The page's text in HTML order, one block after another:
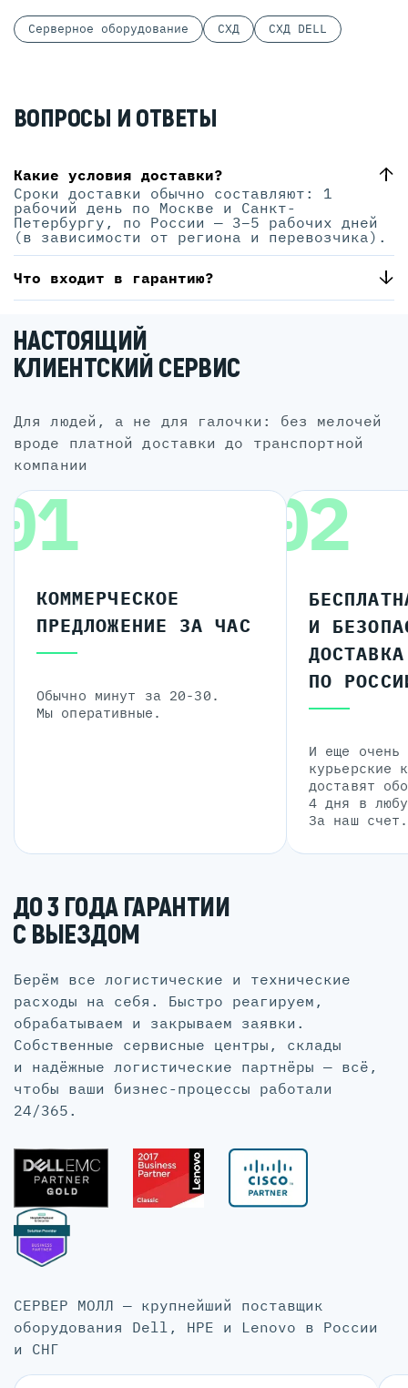
Серверное оборудование СХД СХД DELL
ВОПРОСЫ И ОТВЕТЫ
Какие условия доставки?
Сроки доставки обычно составляют: 1
рабочий день по Москве и Санкт-
Петербургу, по России — 3–5 рабочих дней
(в зависимости от региона и перевозчика).
Что входит в гарантию?
НАСТОЯЩИЙ
КЛИЕНТСКИЙ СЕРВИС
для людей, а не для галочки: без мелочей
вроде платной доставки до транспортной
компании
КОММЕРЧЕСКОЕ
ПРЕДЛОЖЕНИЕ ЗА ЧАС
Обычно минут за 20-30.
Мы оперативные.
02
И
ДОСТАВКА
ПО
И еще очень
курьерские
доставят
4 дня в
За наш счет.
ДО 3 ГОДА ГАРАНТИИ
С ВЫЕЗДОМ
Берём все логистические и технические
расходы на себя. Быстро реагируем,
обрабатываем и закрываем заявки.
Собственные сервисные центры, склады
и надёжные логистические партнёры — всё,
чтобы ваши бизнес-процессы работали
24/365.
СЕРВЕР МОЛЛ — крупнейший поставщик
оборудования Dell, HPE и Lenovo в России
и СНГ